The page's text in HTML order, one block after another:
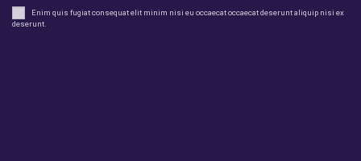
Enim quis fugiat consequat elit minim nisi eu occaecat occaecat deserunt aliquip nisi ex
deserunt.